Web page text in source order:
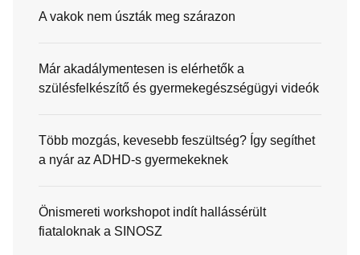
A vakok nem úszták meg szárazon
Már akadálymentesen is elérhetők a
szülésfelkészítő és gyermekegészségügyi videók
Több mozgás, kevesebb feszültség? Így segíthet
a nyár az ADHD-s gyermekeknek
Önismereti workshopot indít hallássérült
fiataloknak a SINOSZ